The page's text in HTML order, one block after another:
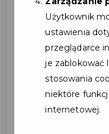
pozycję na
programie to
także
mieszkańcami
Co zyskują
• Bezpłatna
Partnerzy są
stronach
Użytkownik
ustawienia
przeglądarce
je zablokować
stosowania
niektóre
internetowej.